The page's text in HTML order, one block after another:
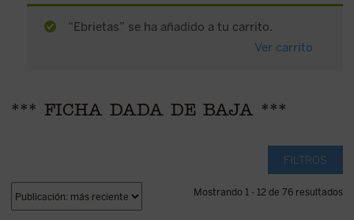
“Ebrietas” se ha añadido a tu carrito.
Ver carrito
*** FICHA DADA DE BAJA ***
FILTROS
Mostrando 1 - 12 de 76 resultados